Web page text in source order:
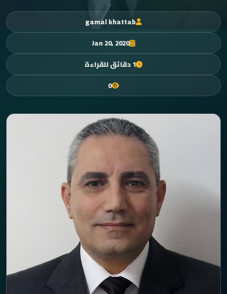
gamal khattab
Jan 20, 2020
1 دقائق للقراءة
0